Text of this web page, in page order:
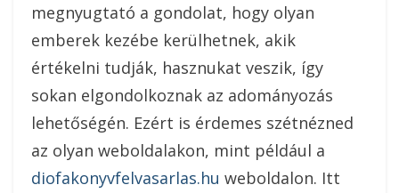
megnyugtató a gondolat, hogy olyan
emberek kezébe kerülhetnek, akik
értékelni tudják, hasznukat veszik, így
sokan elgondolkoznak az adományozás
lehetőségén. Ezért is érdemes szétnézned
az olyan weboldalakon, mint például a
diofakonyvfelvasarlas.hu weboldalon. Itt